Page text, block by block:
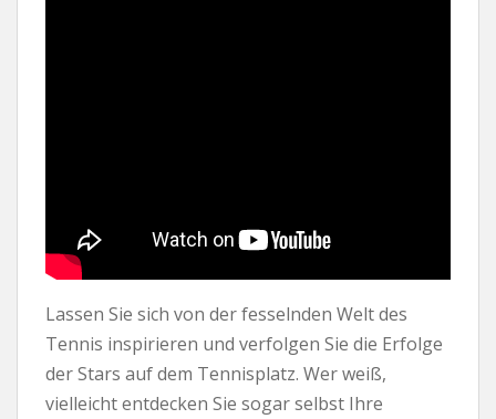
Lassen Sie sich von der fesselnden Welt des
Tennis inspirieren und verfolgen Sie die Erfolge
der Stars auf dem Tennisplatz. Wer weiß,
vielleicht entdecken Sie sogar selbst Ihre